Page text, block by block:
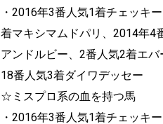
・2016年3番人気1着チェッキ
着マキシマムドパリ、2014年4
アンドルビー、2番人気2着エ
18番人気3着ダイワデッセー
☆ミスプロ系の血を持つ馬
・2016年3番人気1着チェッキ